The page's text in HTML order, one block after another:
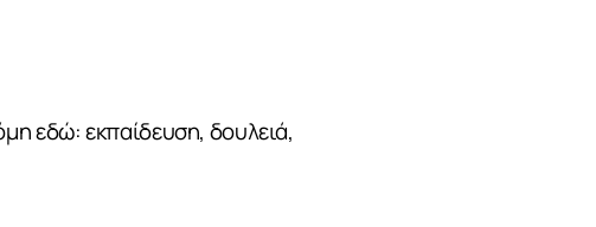
εδώ: εκπαίδευση, δουλειά,